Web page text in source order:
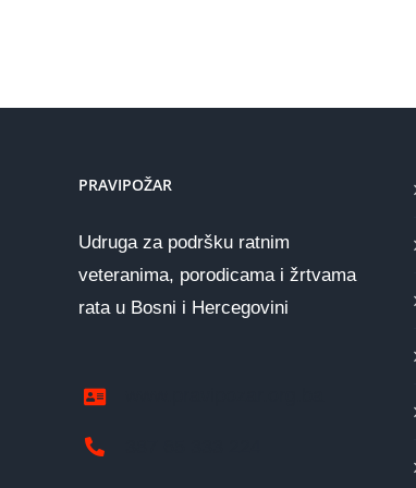
PRAVIPOŽAR
Udruga za podršku ratnim
veteranima, porodicama i žrtvama
rata u Bosni i Hercegovini